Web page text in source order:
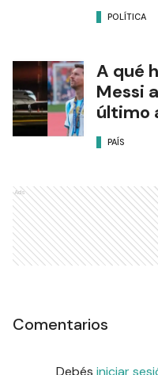
POLÍTICA
A qué
Messi
último
PAÍS
Ads
Comentarios
Debés iniciar